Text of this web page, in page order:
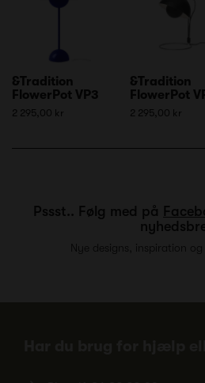
&Tradition
FlowerPot VP3
2 295,00 kr
&Tradition
FlowerPot
2 295,00 kr
Pssst.. Følg med på
Nye designs, inspiration og